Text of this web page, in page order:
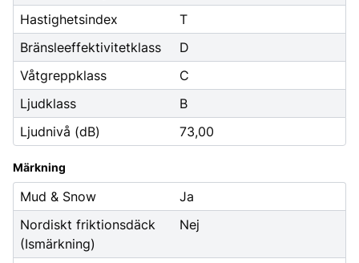
Hastighetsindex
T
Bränsleeffektivitetklass
D
Våtgreppklass
C
Ljudklass
B
Ljudnivå (dB)
73,00
Märkning
Mud & Snow
Ja
Nordiskt friktionsdäck
(Ismärkning)
Nej